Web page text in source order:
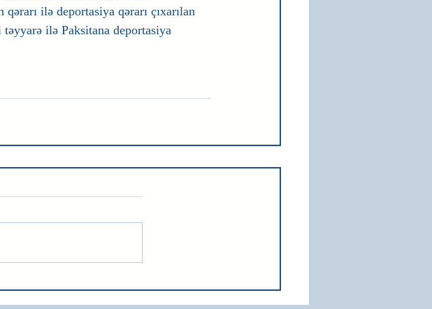
ilə deportasiya qərarı çıxarılan
təyyarə ilə Paksitana deportasiya